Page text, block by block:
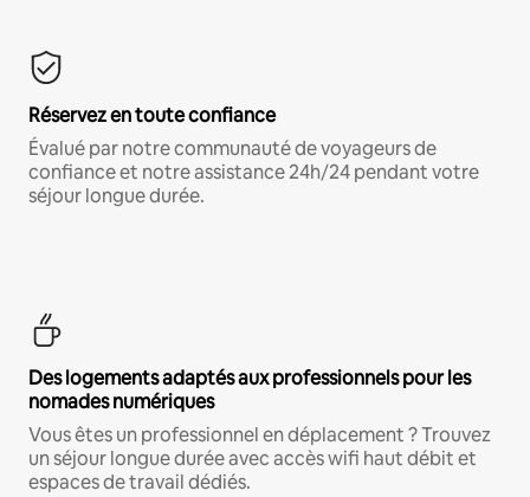
Réservez en toute confiance
Évalué par notre communauté de voyageurs de
confiance et notre assistance 24h/24 pendant votre
séjour longue durée.
Des logements adaptés aux professionnels pour les
nomades numériques
Vous êtes un professionnel en déplacement ? Trouvez
un séjour longue durée avec accès wifi haut débit et
espaces de travail dédiés.